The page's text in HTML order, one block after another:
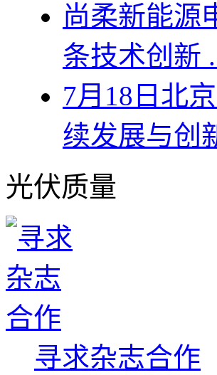
尚柔新能源
条技术创新
7月18日北
续发展与创
光伏质量
寻求杂志合作